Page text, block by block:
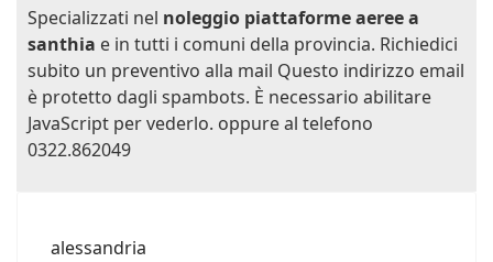
Specializzati nel noleggio piattaforme aeree a
santhia e in tutti i comuni della provincia. Richiedici
subito un preventivo alla mail Questo indirizzo email
è protetto dagli spambots. È necessario abilitare
JavaScript per vederlo. oppure al telefono
0322.862049
alessandria